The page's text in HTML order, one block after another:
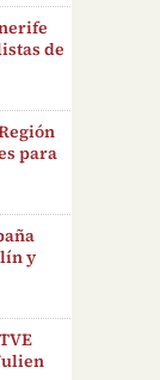
de
para
y